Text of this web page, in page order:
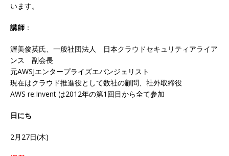
います。
講師 ：
渥美俊英氏、一般社団法人 日本クラウドセキュリティアライア
ンス 副会長
元AWSJエンタープライズエバンジェリスト
現在はクラウド推進役として数社の顧問、社外取締役
AWS re:Invent は2012年の第1回目から全て参加
日にち
2月27日(木)